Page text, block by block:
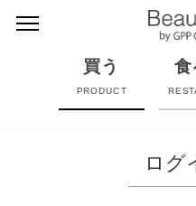
買う
PRODUCT
食
ログ